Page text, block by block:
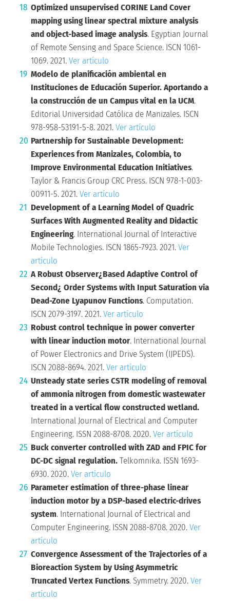
Optimized unsupervised CORINE Land Cover
mapping using linear spectral mixture analysis
and object-based image analysis. Egyptian Journal
of Remote Sensing and Space Science. ISCN 1061-
1069. 2021.Ver artículo
Modelo de planificación ambiental en
Instituciones de Educación Superior. Aportando a
la construcción de un Campus vital en la UCM.
Editorial Universidad Católica de Manizales. ISCN
978-958-53191-5-8. 2021.Ver artículo
Partnership for Sustainable Development:
Experiences from Manizales, Colombia, to
Improve Environmental Education Initiatives.
Taylor & Francis Group CRC Press. ISCN 978-1-003-
00911-5. 2021.Ver artículo
Development of a Learning Model of Quadric
Surfaces With Augmented Reality and Didactic
Engineering. International Journal of Interactive
Mobile Technologies. ISCN 1865-7923. 2021.Ver
artículo
A Robust Observer¿Based Adaptive Control of
Second¿ Order Systems with Input Saturation via
Dead-Zone Lyapunov Functions. Computation.
ISCN 2079-3197. 2021.Ver artículo
Robust control technique in power converter
with linear induction motor. International Journal
of Power Electronics and Drive System (IJPEDS).
ISCN 2088-8694. 2021.Ver artículo
Unsteady state series CSTR modeling of removal
of ammonia nitrogen from domestic wastewater
treated in a vertical flow constructed wetland.
International Journal of Electrical and Computer
Engineering. ISSN 2088-8708. 2020.Ver artículo
Buck converter controlled with ZAD and FPIC for
DC-DC signal regulation.Telkomnika. ISSN 1693-
6930. 2020.Ver artículo
Parameter estimation of three-phase linear
induction motor by a DSP-based electric-drives
system. International Journal of Electrical and
Computer Engineering. ISSN 2088-8708. 2020.Ver
artículo
Convergence Assessment of the Trajectories of a
Bioreaction System by Using Asymmetric
Truncated Vertex Functions. Symmetry. 2020.Ver
artículo